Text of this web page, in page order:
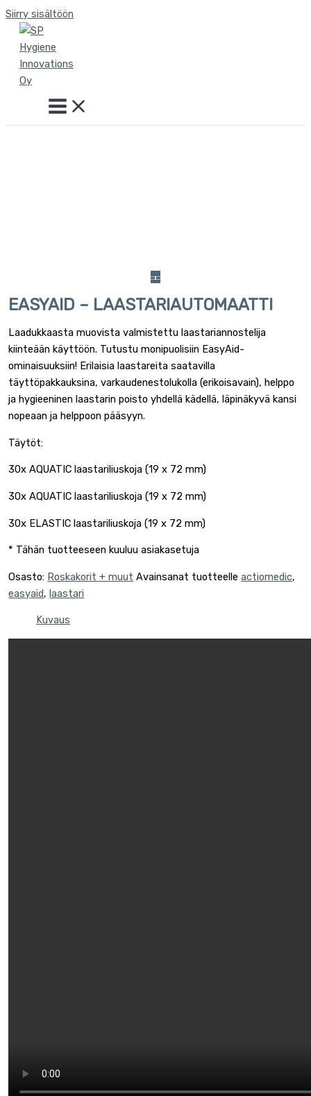
Siirry sisältöön
EASYAID – LAASTARIAUTOMAATTI
Laadukkaasta muovista valmistettu laastariannostelija
kiinteään käyttöön. Tutustu monipuolisiin EasyAid-
ominaisuuksiin! Erilaisia ​​laastareita saatavilla
täyttöpakkauksina, varkaudenestolukolla (erikoisavain), helppo
ja hygieeninen laastarin poisto yhdellä kädellä, läpinäkyvä kansi
nopeaan ja helppoon pääsyyn.
Täytöt:
30x AQUATIC laastariliuskoja (19 x 72 mm)
30x AQUATIC laastariliuskoja (19 x 72 mm)
30x ELASTIC laastariliuskoja (19 x 72 mm)
* Tähän tuotteeseen kuuluu asiakasetuja
Osasto: Roskakorit + muut Avainsanat tuotteelleactiomedic,
easyaid,laastari
Kuvaus